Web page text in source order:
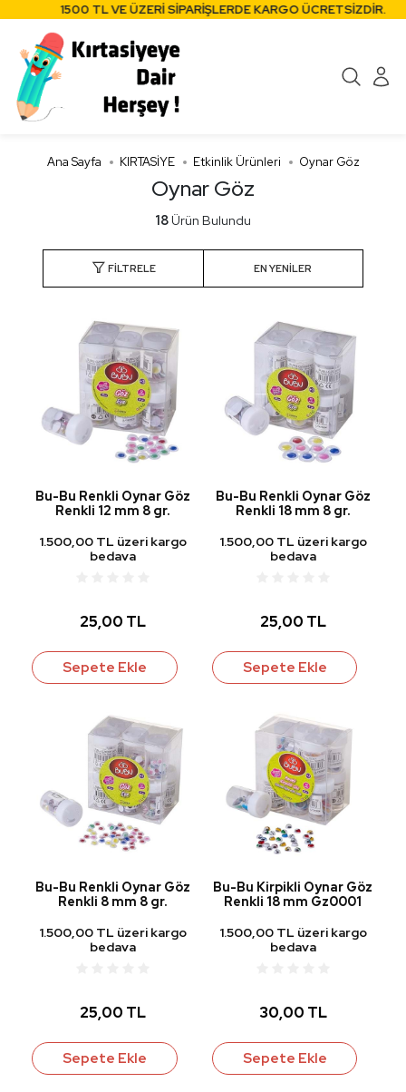
1500 TL VE ÜZERİ SİPARİŞLERDE KARGO ÜCRETSİZDİR.
Ana Sayfa KIRTASİYE Etkinlik Ürünleri Oynar Göz
Oynar Göz
18Ürün Bulundu
FILTRELE
Bu-Bu Renkli Oynar Göz
Renkli 12 mm 8 gr.
1.500,00 TL üzeri kargo
bedava
25,00 TL
Sepete Ekle
Bu-Bu Renkli Oynar Göz
Renkli 18 mm 8 gr.
1.500,00 TL üzeri kargo
bedava
25,00 TL
Sepete Ekle
Bu-Bu Renkli Oynar Göz
Renkli 8 mm 8 gr.
1.500,00 TL üzeri kargo
bedava
25,00 TL
Sepete Ekle
Bu-Bu Kirpikli Oynar Göz
Renkli 18 mm Gz0001
1.500,00 TL üzeri kargo
bedava
30,00 TL
Sepete Ekle